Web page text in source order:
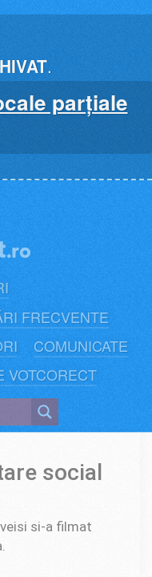
.
parțiale
FRECVENTE
COMUNICATE
VOTCORECT
social
si-a filmat